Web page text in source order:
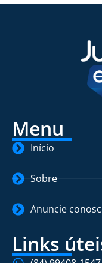
Menu
Início
Sobre
Anuncie
Links